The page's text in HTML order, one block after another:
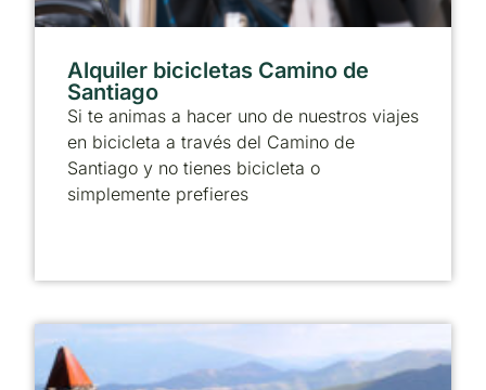
Alquiler bicicletas Camino de
Santiago
Si te animas a hacer uno de nuestros viajes
en bicicleta a través del Camino de
Santiago y no tienes bicicleta o
simplemente prefieres